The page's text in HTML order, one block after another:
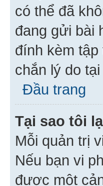
có thể đã
đang gửi bài
đính kèm
chắn lý do
Đầu trang
Tại sao tôi
Mỗi quản trị
Nếu bạn vi
được một